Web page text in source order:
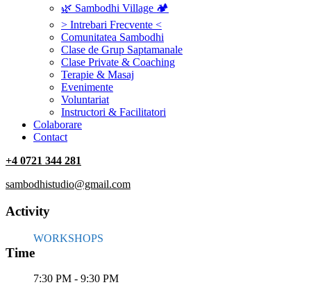
🌿 Sambodhi Village 🏕️
> Intrebari Frecvente <
Comunitatea Sambodhi
Clase de Grup Saptamanale
Clase Private & Coaching
Terapie & Masaj
‎Evenimente
Voluntariat
‏‏‎Instructori & Facilitatori
Colaborare
Contact
+4 0721 344 281
sambodhistudio@gmail.com
Activity
WORKSHOPS
Time
7:30 PM - 9:30 PM